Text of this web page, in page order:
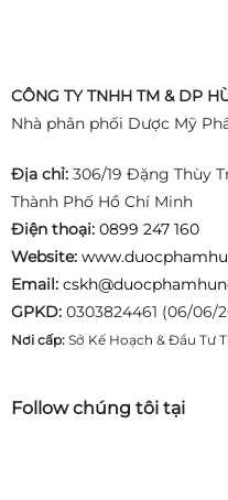
CÔNG TY TNHH TM & DP
Nhà phân phối Dược Mỹ
Địa chỉ:306/19 Đặng Thùy
Thành Phố Hồ Chí Minh
Điện thoại: 0899 247 160
Website:
Email:
GPKD:0303824461 (06/06/
Nơi cấp:Sở Kế Hoạch & Đầu Tư
Follow chúng tôi tại